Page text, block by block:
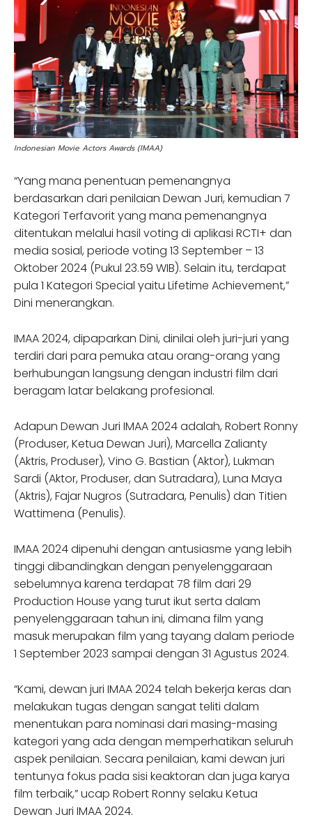
Indonesian Movie Actors Awards (IMAA)
“Yang mana penentuan pemenangnya
berdasarkan dari penilaian Dewan Juri, kemudian 7
Kategori Terfavorit yang mana pemenangnya
ditentukan melalui hasil voting di aplikasi RCTI+ dan
media sosial, periode voting 13 September – 13
Oktober 2024 (Pukul 23.59 WIB). Selain itu, terdapat
pula 1 Kategori Special yaitu Lifetime Achievement,”
Dini menerangkan.
IMAA 2024, dipaparkan Dini, dinilai oleh juri-juri yang
terdiri dari para pemuka atau orang-orang yang
berhubungan langsung dengan industri film dari
beragam latar belakang profesional.
Adapun Dewan Juri IMAA 2024 adalah, Robert Ronny
(Produser, Ketua Dewan Juri), Marcella Zalianty
(Aktris, Produser), Vino G. Bastian (Aktor), Lukman
Sardi (Aktor, Produser, dan Sutradara), Luna Maya
(Aktris), Fajar Nugros (Sutradara, Penulis) dan Titien
Wattimena (Penulis).
IMAA 2024 dipenuhi dengan antusiasme yang lebih
tinggi dibandingkan dengan penyelenggaraan
sebelumnya karena terdapat 78 film dari 29
Production House yang turut ikut serta dalam
penyelenggaraan tahun ini, dimana film yang
masuk merupakan film yang tayang dalam periode
1 September 2023 sampai dengan 31 Agustus 2024.
“Kami, dewan juri IMAA 2024 telah bekerja keras dan
melakukan tugas dengan sangat teliti dalam
menentukan para nominasi dari masing-masing
kategori yang ada dengan memperhatikan seluruh
aspek penilaian. Secara penilaian, kami dewan juri
tentunya fokus pada sisi keaktoran dan juga karya
film terbaik,” ucap Robert Ronny selaku Ketua
Dewan Juri IMAA 2024.